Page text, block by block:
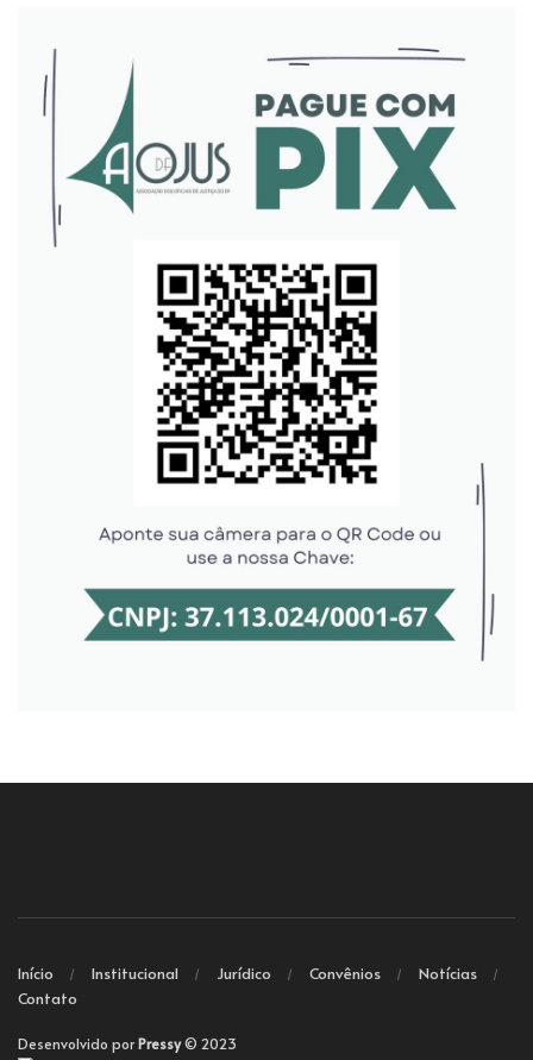
Início Institucional Jurídico Convênios
Notícias
Contato
Desenvolvido porPressy© 2023